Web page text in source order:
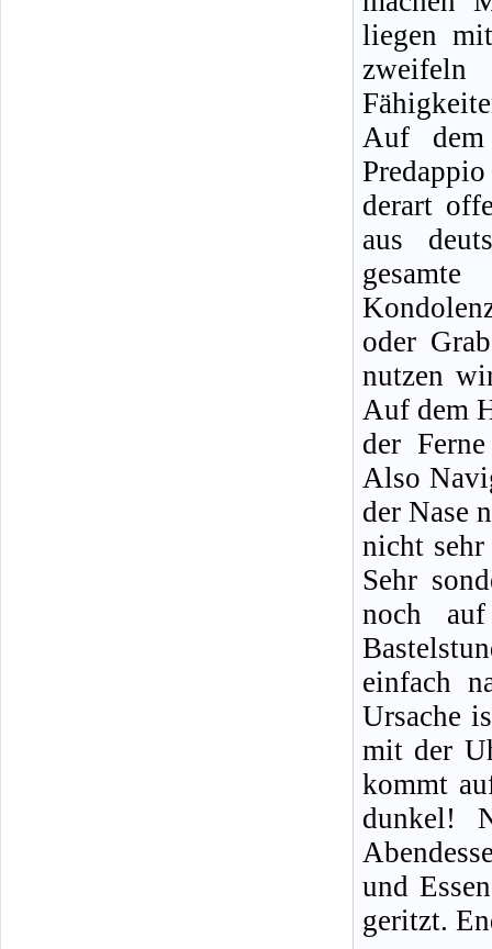
liegen
Auf
derart
aus
oder
nutzen
Auf dem
der
Also
der Nase
nicht
Sehr
noch
einfach
Ursache
mit der
kommt
dunkel!
und
geritzt.